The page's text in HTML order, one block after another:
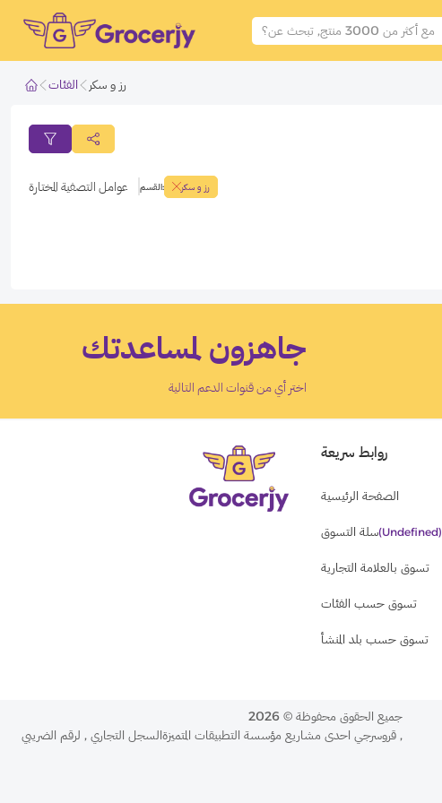
الفئات رز و سكر
فلتر المنتجات
فلتر المنتجات
طبق الفلاتر
عوامل التصفية المختارة القسم: رز و سكر
جاهزون لمساعدتك
اختر أي من قنوات الدعم التالية
روابط سريعة
الصفحة الرئيسية
سلة التسوق(undefined)
تسوق بالعلامة التجارية
تسوق حسب الفئات
تسوق حسب بلد المنشأ
2026 © جميع الحقوق محفوظة
قروسرجي احدى مشاريع مؤسسة التطبيقات المتميزةالسجل التجاري , لرقم الضريبي ,